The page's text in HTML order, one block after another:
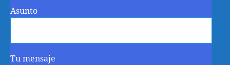
Asunto
Tu mensaje